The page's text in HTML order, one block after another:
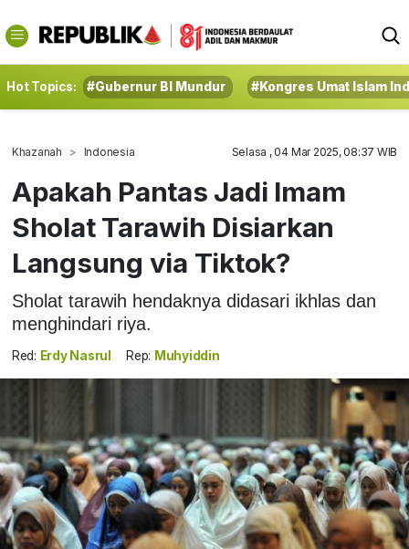
Hot Topics: #Gubernur BI Mundur #Kongres Umat Islam
Khazanah Indonesia Selasa , 04 Mar 2025, 08:37 WIB
Apakah Pantas Jadi Imam
Sholat Tarawih Disiarkan
Langsung via Tiktok?
Sholat tarawih hendaknya didasari ikhlas dan
menghindari riya.
Red: Erdy Nasrul Rep: Muhyiddin